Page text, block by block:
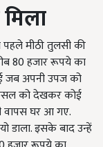
मिला
मीठी तुलसी की
80 हजार रूपये का
जब अपनी उपज को
को देखकर कोई
वापस घर आ गए.
डाला. इसके बाद उन्हें